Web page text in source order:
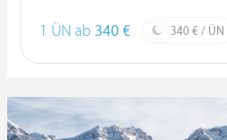
1 ÜN ab 340 € 340 € / ÜN